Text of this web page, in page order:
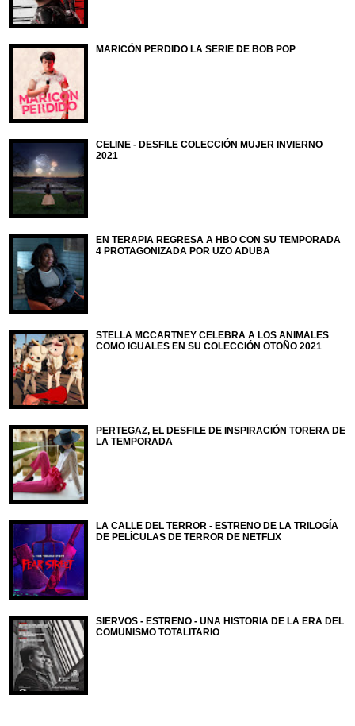
MARICÓN PERDIDO LA SERIE DE BOB POP
CELINE - DESFILE COLECCIÓN MUJER INVIERNO
2021
EN TERAPIA REGRESA A HBO CON SU TEMPORADA
4 PROTAGONIZADA POR UZO ADUBA
STELLA MCCARTNEY CELEBRA A LOS ANIMALES
COMO IGUALES EN SU COLECCIÓN OTOÑO 2021
PERTEGAZ, EL DESFILE DE INSPIRACIÓN TORERA DE
LA TEMPORADA
LA CALLE DEL TERROR - ESTRENO DE LA TRILOGÍA
DE PELÍCULAS DE TERROR DE NETFLIX
SIERVOS - ESTRENO - UNA HISTORIA DE LA ERA DEL
COMUNISMO TOTALITARIO